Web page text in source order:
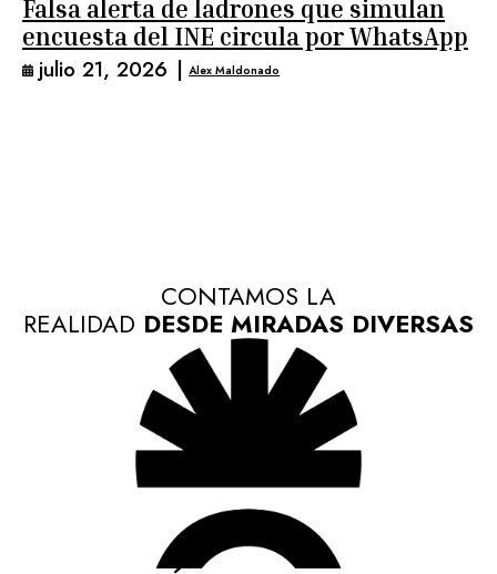
Falsa alerta de ladrones que simulan
encuesta del INE circula por WhatsApp
julio 21, 2026 | Alex Maldonado
CONTAMOS LA
REALIDAD DESDE MIRADAS DIVERSAS